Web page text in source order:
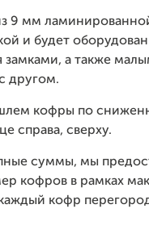
9 мм
и будет
а также
другом.
кофры по
справа, сверху.
суммы, мы
кофров в рамках
кофр